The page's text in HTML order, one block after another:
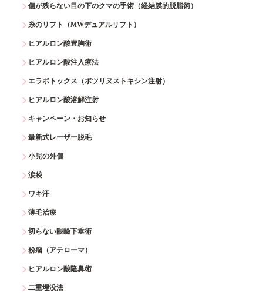
傷が残らない目の下のクマの手術（経結膜的脱脂術）
糸のリフト（MWデュアルリフト）
ヒアルロン酸豊胸術
ヒアルロン酸注入療法
エラボトックス（ボツリヌストキシン注射）
ヒアルロン酸溶解注射
キャンペーン・お知らせ
最新式レーザー脱毛
小児の外傷
涙袋
ワキ汗
薄毛治療
切らない眼瞼下垂術
粉瘤（アテローマ）
ヒアルロン酸隆鼻術
二重埋没法